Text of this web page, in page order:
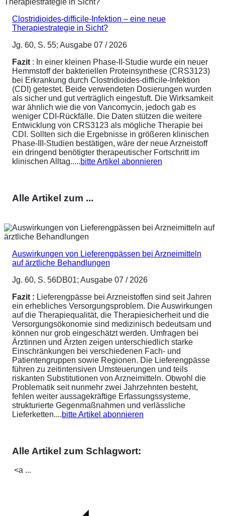
Clostridioides-difficile-Infektion – eine neue
Therapiestrategie in Sicht?
Jg. 60, S. 55; Ausgabe 07 / 2026
Fazit : In einer kleinen Phase-II-Studie wurde ein neuer
Hemmstoff der bakteriellen Proteinsynthese (CRS3123)
bei Erkrankung durch Clostridioides-difficile-Infektion
(CDI) getestet. Beide verwendeten Dosierungen wurden
als sicher und gut verträglich eingestuft. Die Wirksamkeit
war ähnlich wie die von Vancomycin, jedoch gab es
weniger CDI-Rückfälle. Die Daten stützen die weitere
Entwicklung von CRS3123 als mögliche Therapie bei
CDI. Sollten sich die Ergebnisse in größeren klinischen
Phase-III-Studien bestätigen, wäre der neue Arzneistoff
ein dringend benötigter therapeutischer Fortschritt im
klinischen Alltag.....bitte Artikel abonnieren
Alle Artikel zum ...
Auswirkungen von Lieferengpässen bei Arzneimitteln
auf ärztliche Behandlungen
Jg. 60, S. 56DB01; Ausgabe 07 / 2026
Fazit : Lieferengpässe bei Arzneistoffen sind seit Jahren
ein erhebliches Versorgungsproblem. Die Auswirkungen
auf die Therapiequalität, die Therapiesicherheit und die
Versorgungsökonomie sind medizinisch bedeutsam und
können nur grob eingeschätzt werden. Umfragen bei
Ärztinnen und Ärzten zeigen unterschiedlich starke
Einschränkungen bei verschiedenen Fach- und
Patientengruppen sowie Regionen. Die Lieferengpässe
führen zu zeitintensiven Umsteuerungen und teils
riskanten Substitutionen von Arzneimitteln. Obwohl die
Problematik seit nunmehr zwei Jahrzehnten besteht,
fehlen weiter aussagekräftige Erfassungssysteme,
strukturierte Gegenmaßnahmen und verlässliche
Lieferketten....bitte Artikel abonnieren
Alle Artikel zum Schlagwort:
<a ...